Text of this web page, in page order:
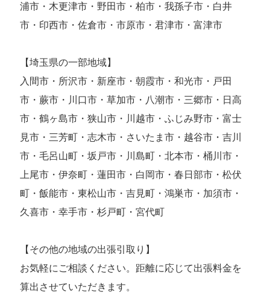
浦市・木更津市・野田市・柏市・我孫子市・白井
市・印西市・佐倉市・市原市・君津市・富津市
【埼玉県の一部地域】
入間市・所沢市・新座市・朝霞市・和光市・戸田
市・蕨市・川口市・草加市・八潮市・三郷市・日高
市・鶴ヶ島市・狭山市・川越市・ふじみ野市・富士
見市・三芳町・志木市・さいたま市・越谷市・吉川
市・毛呂山町・坂戸市・川島町・北本市・桶川市・
上尾市・伊奈町・蓮田市・白岡市・春日部市・松伏
町・飯能市・東松山市・吉見町・鴻巣市・加須市・
久喜市・幸手市・杉戸町・宮代町
【その他の地域の出張引取り】
お気軽にご相談ください。距離に応じて出張料金を
算出させていただきます。